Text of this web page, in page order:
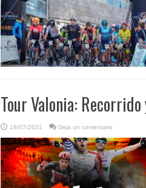
Tour Valonia:
19/07/2021 Deja un comentario